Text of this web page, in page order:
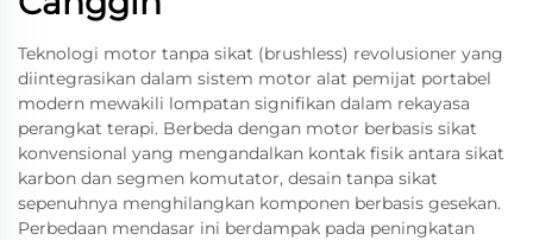
Teknologi motor tanpa sikat (brushless) revolusioner yang
diintegrasikan dalam sistem motor alat pemijat portabel
modern mewakili lompatan signifikan dalam rekayasa
perangkat terapi. Berbeda dengan motor berbasis sikat
konvensional yang mengandalkan kontak fisik antara sikat
karbon dan segmen komutator, desain tanpa sikat
sepenuhnya menghilangkan komponen berbasis gesekan.
Perbedaan mendasar ini berdampak pada peningkatan